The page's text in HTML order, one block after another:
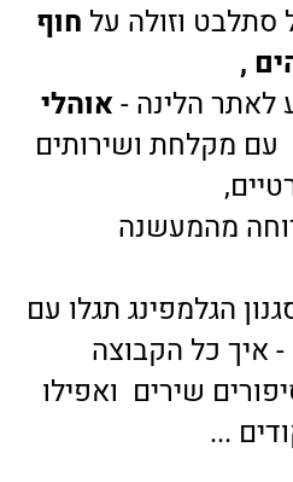
וזולה על חוף
,
לאתר הלינה - אוהלי
עם מקלחת ושירותים
מהמעשנה
הגלמפינג תגלו עם
איך כל הקבוצה
שירים ואפילו
...